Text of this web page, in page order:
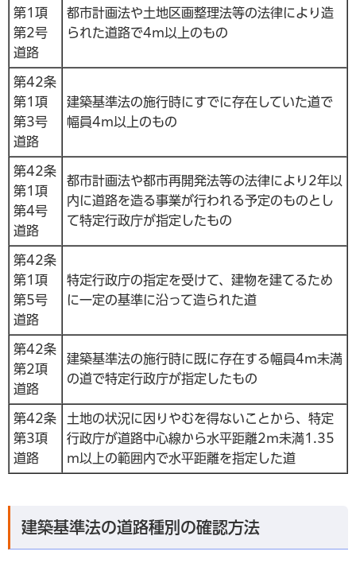
第1項
第2号
道路
都市計画法や土地区画整理法等の法律により造
られた道路で4m以上のもの
第42条
第1項
第3号
道路
建築基準法の施行時にすでに存在していた道で
幅員4m以上のもの
第42条
第1項
第4号
道路
都市計画法や都市再開発法等の法律により2年以
内に道路を造る事業が行われる予定のものとし
て特定行政庁が指定したもの
第42条
第1項
第5号
道路
特定行政庁の指定を受けて、建物を建てるため
に一定の基準に沿って造られた道
第42条
第2項
道路
建築基準法の施行時に既に存在する幅員4m未満
の道で特定行政庁が指定したもの
第42条
第3項
道路
土地の状況に因りやむを得ないことから、特定
行政庁が道路中心線から水平距離2m未満1.35
m以上の範囲内で水平距離を指定した道
建築基準法の道路種別の確認方法